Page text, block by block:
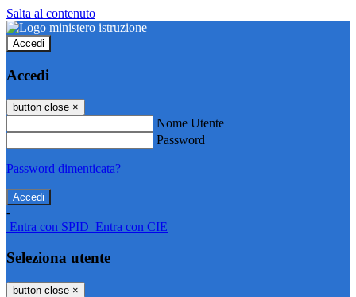
Salta al contenuto
Accedi
Accedi
button close ×
Nome Utente
Password
Password dimenticata?
-
Entra con SPID Entra con CIE
Seleziona utente
button close ×